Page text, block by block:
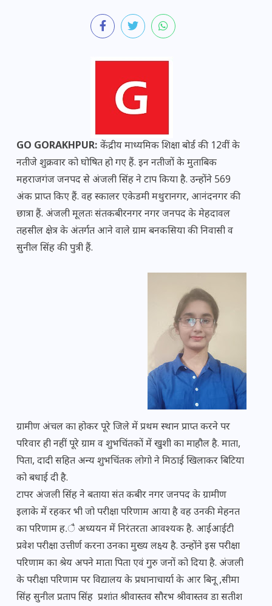
GO GORAKHPUR: केंद्रीय माध्यमिक शिक्षा बोर्ड की 12वीं के
नतीजे शुक्रवार को घोषित हो गए हैं. इन नतीजों के मुताबिक
महराजगंज जनपद से अंजली सिंह ने टाप किया है. उन्होंने 569
अंक प्राप्त किए हैं. वह स्कालर एकेडमी मथुरानगर, आनंदनगर की
छात्रा हैं. अंजली मूलतः संतकबीरनगर नगर जनपद के मेहदावल
तहसील क्षेत्र के अंतर्गत आने वाले ग्राम बनकसिया की निवासी व
सुनील सिंह की पुत्री हैं.
ग्रामीण अंचल का होकर पूरे जिले में प्रथम स्थान प्राप्त करने पर
परिवार ही नहीं पूरे ग्राम व शुभचिंतकों में खुशी का माहौल है. माता,
पिता, दादी सहित अन्य शुभचिंतक लोगो ने मिठाई खिलाकर बिटिया
को बधाई दी है.
टापर अंजली सिंह ने बताया संत कबीर नगर जनपद के ग्रामीण
इलाके में रहकर भी जो परीक्षा परिणाम आया है वह उनकी मेहनत
का परिणाम ह.ै अध्ययन में निरंतरता आवश्यक है. आईआईटी
प्रवेश परीक्षा उत्तीर्ण करना उनका मुख्य लक्ष्य है. उन्होंने इस परीक्षा
परिणाम का श्रेय अपने माता पिता एवं गुरु जनों को दिया है. अंजली
के परीक्षा परिणाम पर विद्यालय के प्रधानाचार्या के आर बिनू ,सीमा
सिंह सुनील प्रताप सिंह प्रशांत श्रीवास्तव सौरभ श्रीवास्तव डा सतीश